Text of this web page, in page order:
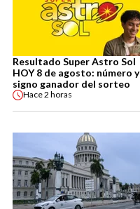
Resultado Super Astro Sol
HOY 8 de agosto: número y
signo ganador del sorteo
Hace2 horas